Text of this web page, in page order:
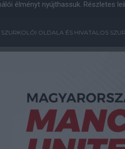
élményt nyújthassuk. Részletes
SZURKOLÓI OLDALA ÉS HIVATALOS